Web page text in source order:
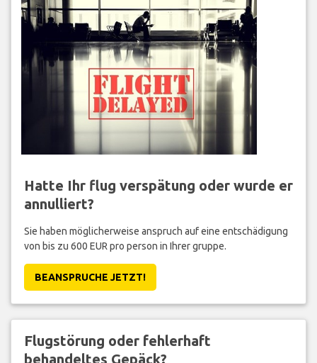
Hatte Ihr flug verspätung oder wurde er
annulliert?
Sie haben möglicherweise anspruch auf eine entschädigung
von bis zu 600 EUR pro person in Ihrer gruppe.
BEANSPRUCHE JETZT!
Flugstörung oder fehlerhaft
behandeltes Gepäck?